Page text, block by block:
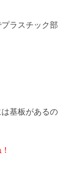
ラスチック部
基板があるの